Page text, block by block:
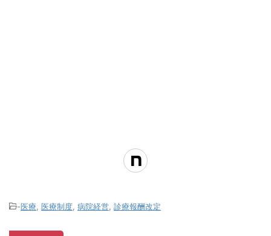
-医療 医療制度 病院経営 診療報酬改定